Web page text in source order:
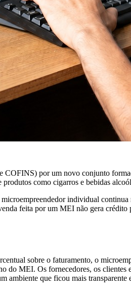
por um novo conjunto
como cigarros e bebidas
individual
feita por um MEI não gera crédito
sobre o faturamento, o
MEI. Os fornecedores, os clientes
ambiente que ficou mais transparente